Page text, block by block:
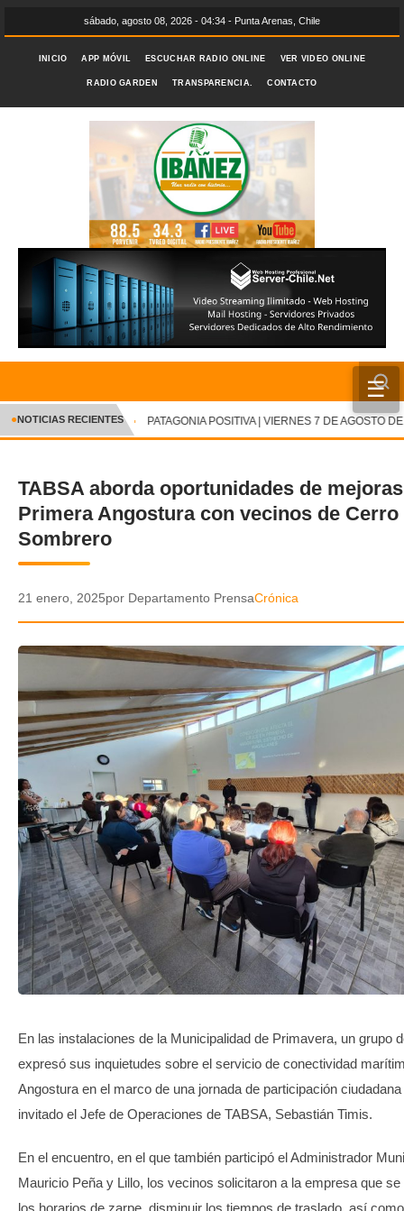
sábado, agosto 08, 2026 - 04:34 - Punta Arenas, Chile
INICIO APP MÓVIL ESCUCHAR RADIO ONLINE VER VIDEO ONLINE
RADIO GARDEN TRANSPARENCIA. CONTACTO
☰
INICIO
CRÓNICA
DEPORTES
ENTRETENIMIENTO Y CULTURA
AUDIOS
VIDEOS
GALERIA DE FOTOS
APP MÓVIL
TRANSPARENCIA
✕
●NOTICIAS RECIENTES PATAGONIA POSITIVA | VIERNES 7 DE AGOSTO DE
TABSA aborda oportunidades de
Primera Angostura con vecinos de Cerro
Sombrero
21 enero, 2025por Departamento PrensaCrónica
En las instalaciones de la Municipalidad de Primavera, un grupo
expresó sus inquietudes sobre el servicio de conectividad
Angostura en el marco de una jornada de participación
invitado el Jefe de Operaciones de TABSA, Sebastián Timis.
En el encuentro, en el que también participó el Administrador
Mauricio Peña y Lillo, los vecinos solicitaron a la empresa que